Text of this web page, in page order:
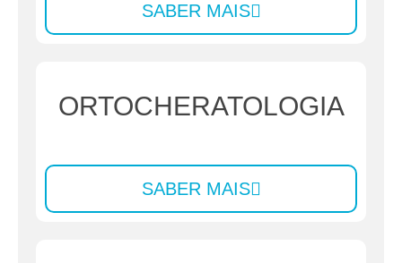
SABER MAIS
ORTOCHERATOLOGIA
SABER MAIS